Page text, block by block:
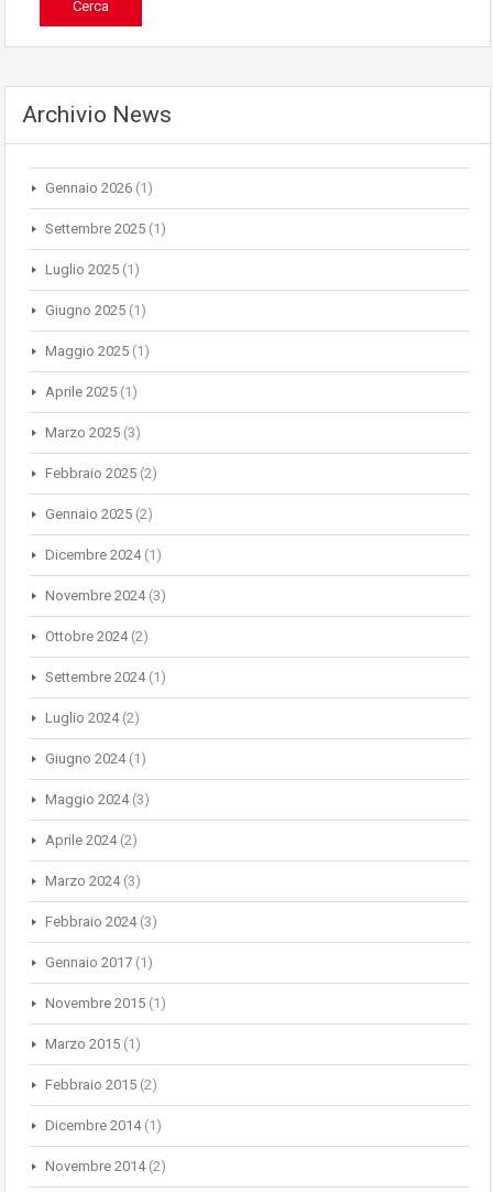
Archivio News
Gennaio 2026 (1)
Settembre 2025 (1)
Luglio 2025 (1)
Giugno 2025 (1)
Maggio 2025 (1)
Aprile 2025 (1)
Marzo 2025 (3)
Febbraio 2025 (2)
Gennaio 2025 (2)
Dicembre 2024(1)
Novembre 2024(3)
Ottobre 2024(2)
Settembre 2024(1)
Luglio 2024(2)
Giugno 2024(1)
Maggio 2024(3)
Aprile 2024(2)
Marzo 2024(3)
Febbraio 2024(3)
Gennaio 2017 (1)
Novembre 2015 (1)
Marzo 2015 (1)
Febbraio 2015 (2)
Dicembre 2014(1)
Novembre 2014(2)